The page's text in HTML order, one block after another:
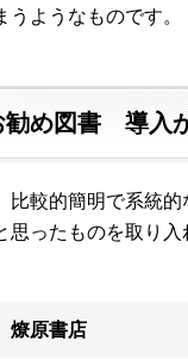
ようなものです。
め図書 導入
較的簡明で系統
ったものを取り入
燎原書店